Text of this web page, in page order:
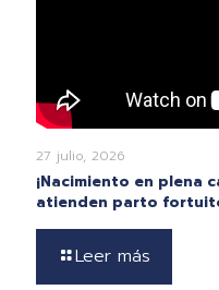
27 julio, 2026
¡Nacimiento en plena
atienden parto
Leer más